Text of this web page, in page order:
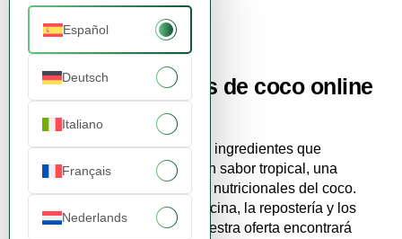
Español
Deutsch
Italiano
Français
Nederlands
Compre productos de coco online
en FDCM
Los productos de cocoson ingredientes que
enriquecen las recetas con un sabor tropical, una
textura cremosa y los valores nutricionales del coco.
Son muy apreciados en la cocina, la repostería y los
alimentos funcionales. En nuestra oferta encontrará